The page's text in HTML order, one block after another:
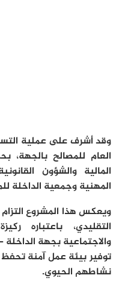
وقد أشرفعلى عملية
العام للمصالح بالجهة،
المالية والشؤون
المهنية وجمعية الداخلة
ويعكس هذا المشروع
التقليدي، باعتباره
والاجتماعية بجهة
توفير بيئة عمل آمنة
نشاطهم الحيوي.